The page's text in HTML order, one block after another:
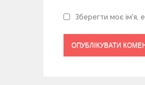
Зберегти моє ім'я,